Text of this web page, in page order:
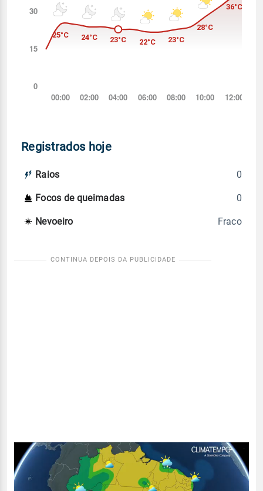
Registrados hoje
Raios 0
Focos de queimadas 0
Nevoeiro Fraco